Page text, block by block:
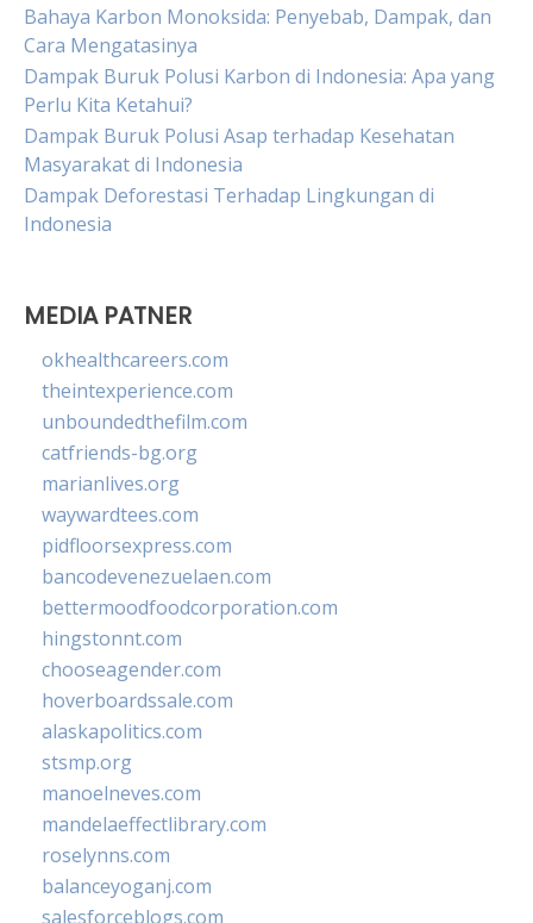
Bahaya Karbon Monoksida: Penyebab, Dampak, dan
Cara Mengatasinya
Dampak Buruk Polusi Karbon di Indonesia: Apa yang
Perlu Kita Ketahui?
Dampak Buruk Polusi Asap terhadap Kesehatan
Masyarakat di Indonesia
Dampak Deforestasi Terhadap Lingkungan di
Indonesia
MEDIA PATNER
okhealthcareers.com
theintexperience.com
unboundedthefilm.com
catfriends-bg.org
marianlives.org
waywardtees.com
pidfloorsexpress.com
bancodevenezuelaen.com
bettermoodfoodcorporation.com
hingstonnt.com
chooseagender.com
hoverboardssale.com
alaskapolitics.com
stsmp.org
manoelneves.com
mandelaeffectlibrary.com
roselynns.com
balanceyoganj.com
salesforceblogs.com